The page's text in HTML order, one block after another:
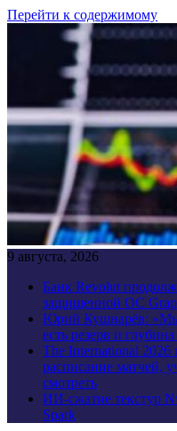
Перейти к содержимому
9 августа, 2026
Банк Revolut
защищенной ОС
Юрий Кушнарёв: «Мы
есть резерв и глубина
The International 2026
расписание матчей,
смотреть
ИИ-сжатие текстур
Spark